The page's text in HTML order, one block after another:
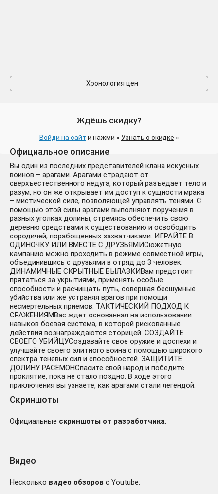
Хронология цен
Ждёшь скидку?
Войди на сайт и нажми « Узнать о скидке »
Официальное описание
Вы один из последних представителей клана искусных
воинов – арагами. Арагами страдают от
сверхъестественного недуга, который разъедает тело и
разум, но он же открывает им доступ к сущности мрака
– мистической силе, позволяющей управлять тенями. С
помощью этой силы арагами выполняют поручения в
разных уголках долины, стремясь обеспечить свою
деревню средствами к существованию и освободить
сородичей, порабощенных захватчиками. ИГРАЙТЕ В
ОДИНОЧКУ ИЛИ ВМЕСТЕ С ДРУЗЬЯМИСюжетную
кампанию можно проходить в режиме совместной игры,
объединившись с друзьями в отряд до 3 человек.
ДИНАМИЧНЫЕ СКРЫТНЫЕ ВЫЛАЗКИВам предстоит
прятаться за укрытиями, применять особые
способности и расчищать путь, совершая бесшумные
убийства или же устраняя врагов при помощи
несмертельных приемов. ТАКТИЧЕСКИЙ ПОДХОД К
СРАЖЕНИЯМВас ждет основанная на использовании
навыков боевая система, в которой рискованные
действия вознаграждаются сторицей. СОЗДАЙТЕ
СВОЕГО УБИЙЦУСоздавайте свое оружие и доспехи и
улучшайте своего элитного воина с помощью широкого
спектра теневых сил и способностей. ЗАЩИТИТЕ
ДОЛИНУ РАСЁМОНСпасите свой народ и победите
проклятие, пока не стало поздно. В ходе этого
приключения вы узнаете, как арагами стали легендой.
Скриншоты
Официальные скриншоты от разработчика:
Видео
Несколько видео обзоров с Youtube: